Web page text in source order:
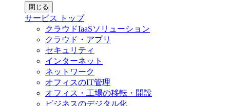
閉じる
サービス トップ
クラウドIaaSソリューション
クラウド・アプリ
セキュリティ
インターネット
ネットワーク
オフィスのIT管理
オフィス・工場の移転・開設
ビジネスのデジタル化